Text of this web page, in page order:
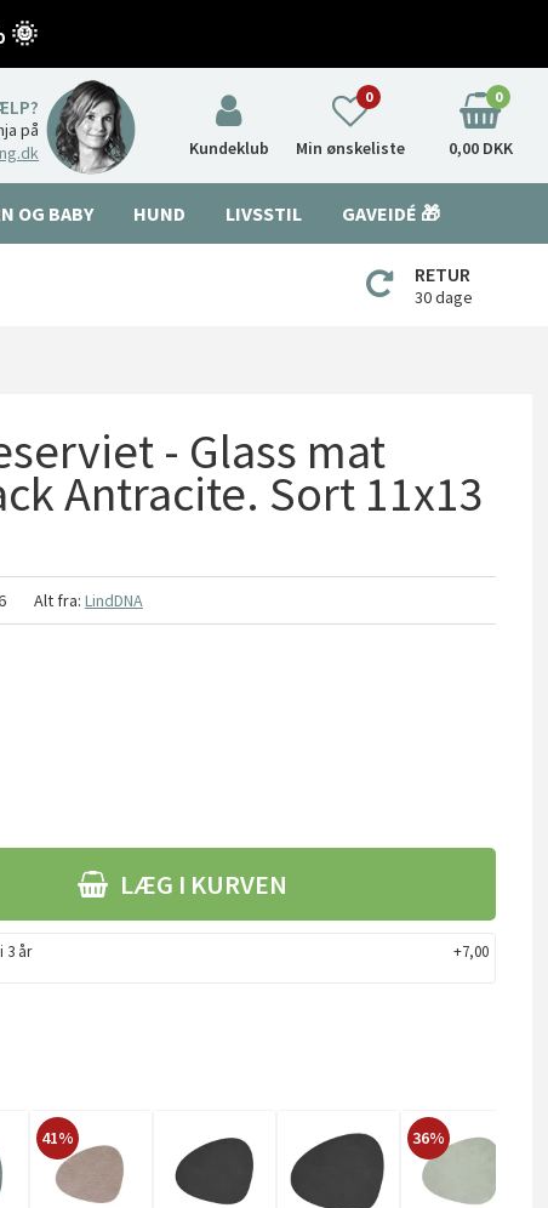
🌞
på
Kundeklub Min ønskeliste
0 0
0,00 DKK
OG BABY HUND LIVSSTIL GAVEIDÉ 🎁
RETUR
30 dage
- Glass mat
Antracite. Sort 11x13
Alt fra: LindDNA
LÆG I KURVEN
3 år +7,00
41% 36%